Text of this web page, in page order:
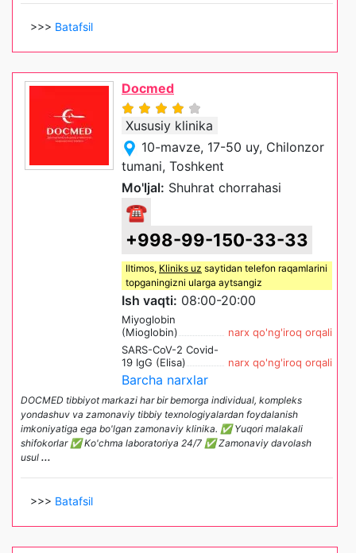
>>> Batafsil
Docmed
Xususiy klinika
10-mavze, 17-50 uy, Chilonzor
tumani, Toshkent
Mo'ljal: Shuhrat chorrahasi
☎
+998-99-150-33-33
Iltimos, Kliniks uz saytidan telefon raqamlarini
topganingizni ularga aytsangiz
Ish vaqti: 08:00-20:00
Miyoglobin
(Mioglobin)
narx qo'ng'iroq orqali
SARS-CoV-2 Covid-
19 IgG (Elisa)
narx qo'ng'iroq orqali
Barcha narxlar
DOCMED tibbiyot markazi har bir bemorga individual, kompleks
yondashuv va zamonaviy tibbiy texnologiyalardan foydalanish
imkoniyatiga ega bo'lgan zamonaviy klinika. ✅ Yuqori malakali
shifokorlar ✅ Ko'chma laboratoriya 24/7 ✅ Zamonaviy davolash
usul ...
>>> Batafsil